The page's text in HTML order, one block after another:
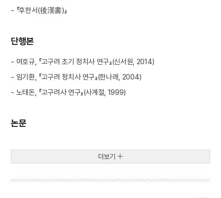
- 『후한서(後漢書)』
단행본
- 여호규, 『고구려 초기 정치사 연구』(신서원, 2014)
- 임기환, 『고구려 정치사 연구』(한나래, 2004)
- 노태돈, 『고구려사 연구』(사계절, 1999)
논문
더보기